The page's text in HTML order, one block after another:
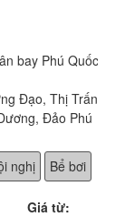
bay Phú Quốc
Đạo, Thị Trấn
Đảo Phú
nghị Bể bơi
Giá từ: